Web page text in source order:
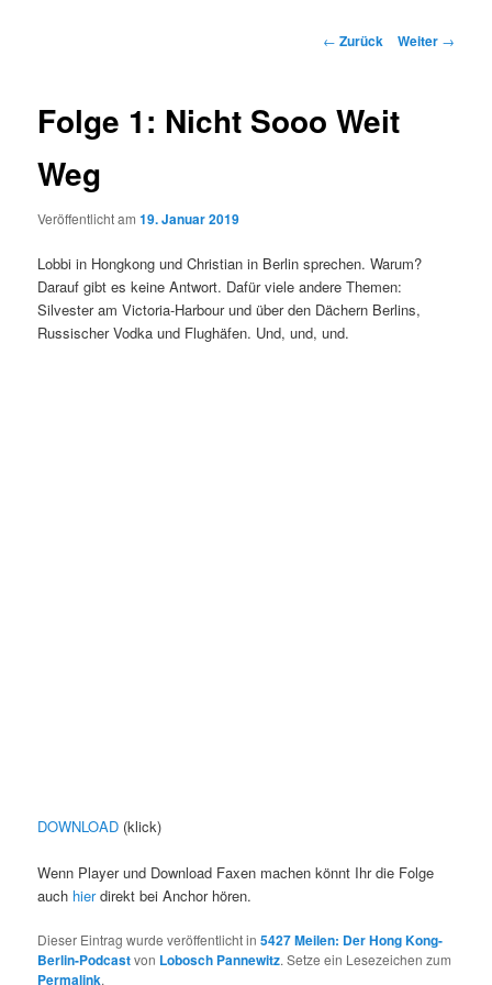
Beitrags-
← Zurück Weiter →
Folge 1: Nicht Sooo Weit
Weg
Veröffentlicht am19. Januar 2019
Lobbi in Hongkong und Christian in Berlin sprechen. Warum?
Darauf gibt es keine Antwort. Dafür viele andere Themen:
Silvester am Victoria-Harbour und über den Dächern Berlins,
Russischer Vodka und Flughäfen. Und, und, und.
DOWNLOAD (klick)
Wenn Player und Download Faxen machen könnt Ihr die Folge
auch hierdirekt bei Anchor hören.
Dieser Eintrag wurde veröffentlicht in5427 Meilen: Der Hong Kong-
Berlin-Podcastvon Lobosch Pannewitz. Setze ein Lesezeichen zum
Permalink.